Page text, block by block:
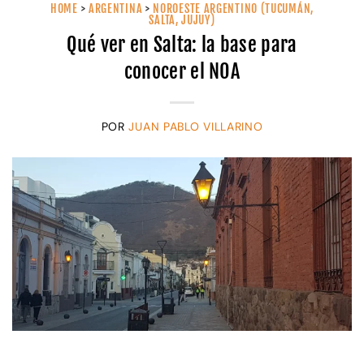
HOME > ARGENTINA > NOROESTE ARGENTINO (TUCUMÁN,
SALTA, JUJUY)
Qué ver en Salta: la base para
conocer el NOA
PORJUAN PABLO VILLARINO